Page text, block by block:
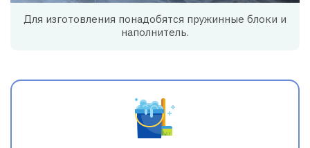
Для изготовления понадобятся пружинные блоки и
наполнитель.